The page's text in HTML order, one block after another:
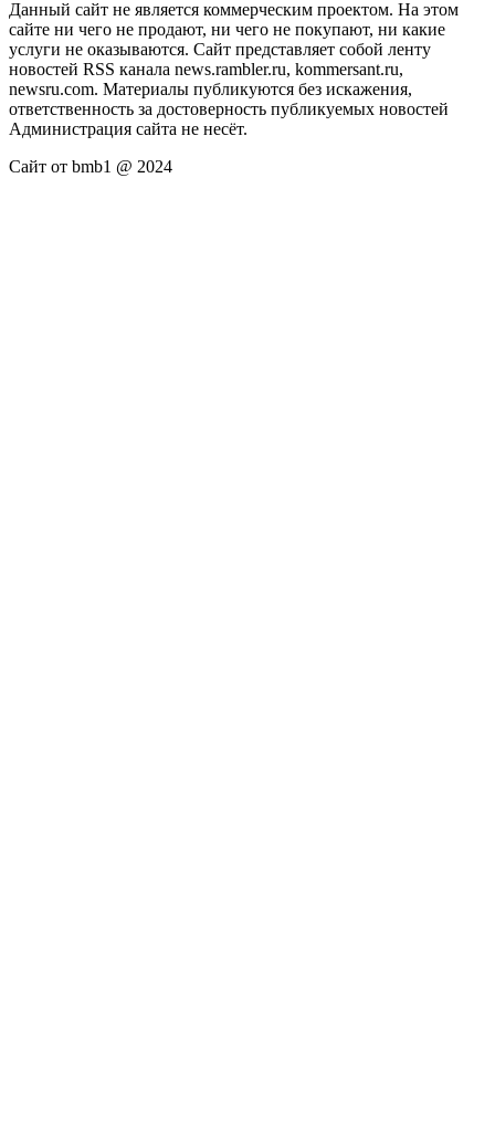
Данный сайт не является коммерческим проектом. На этом
сайте ни чего не продают, ни чего не покупают, ни какие
услуги не оказываются. Сайт представляет собой ленту
новостей RSS канала news.rambler.ru, kommersant.ru,
newsru.com. Материалы публикуются без искажения,
ответственность за достоверность публикуемых новостей
Администрация сайта не несёт.
Сайт от bmb1 @ 2024